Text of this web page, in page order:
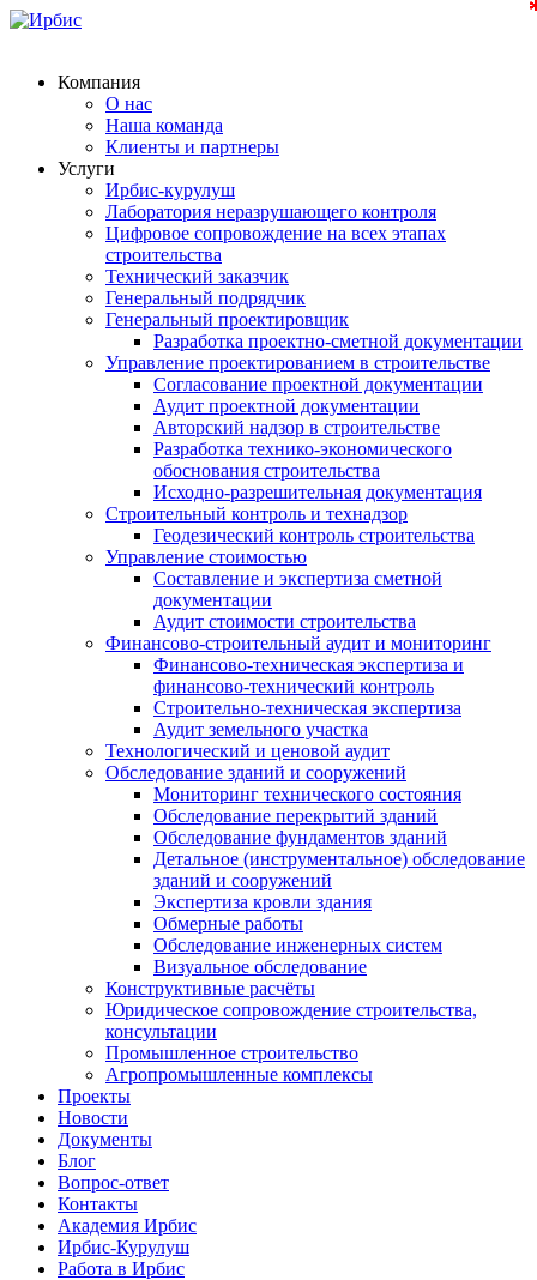
Компания
О нас
Наша команда
Клиенты и партнеры
Услуги
Ирбис-курулуш
Лаборатория неразрушающего контроля
Цифровое сопровождение на всех этапах
строительства
Технический заказчик
Генеральный подрядчик
Генеральный проектировщик
Разработка проектно-сметной документации
Управление проектированием в строительстве
Согласование проектной документации
Аудит проектной документации
Авторский надзор в строительстве
Разработка технико-экономического
обоснования строительства
Исходно-разрешительная документация
Строительный контроль и технадзор
Геодезический контроль строительства
Управление стоимостью
Составление и экспертиза сметной
документации
Аудит стоимости строительства
Финансово-строительный аудит и мониторинг
Финансово-техническая экспертиза и
финансово-технический контроль
Строительно-техническая экспертиза
Аудит земельного участка
Технологический и ценовой аудит
Обследование зданий и сооружений
Мониторинг технического состояния
Обследование перекрытий зданий
Обследование фундаментов зданий
Детальное (инструментальное) обследование
зданий и сооружений
Экспертиза кровли здания
Обмерные работы
Обследование инженерных систем
Визуальное обследование
Конструктивные расчёты
Юридическое сопровождение строительства,
консультации
Промышленное строительство
Агропромышленные комплексы
Проекты
Новости
Документы
Блог
Вопрос-ответ
Контакты
Академия Ирбис
Ирбис-Курулуш
Работа в Ирбис